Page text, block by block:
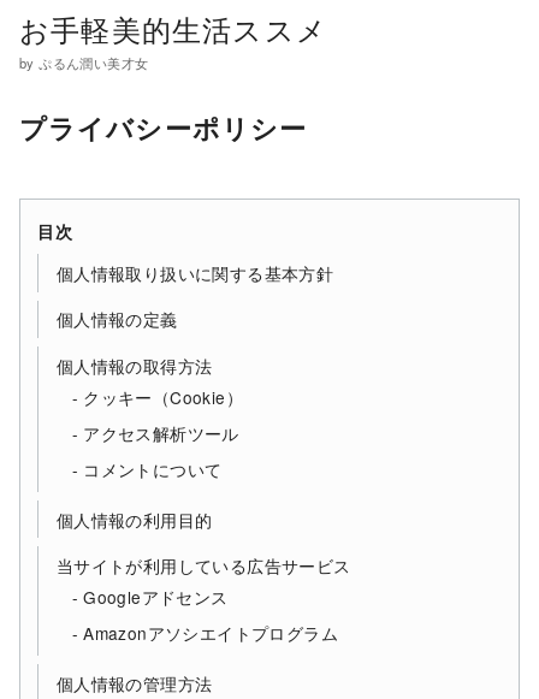
お手軽美的生活ススメ
by ぷるん潤い美才女
プライバシーポリシー
目次
個人情報取り扱いに関する基本方針
個人情報の定義
個人情報の取得方法
クッキー（Cookie）
アクセス解析ツール
コメントについて
個人情報の利用目的
当サイトが利用している広告サービス
Googleアドセンス
Amazonアソシエイトプログラム
個人情報の管理方法